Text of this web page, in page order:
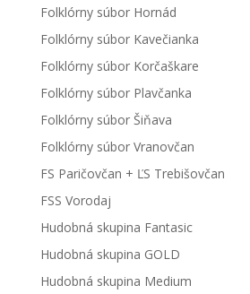
Folklórny súbor Hornád
Folklórny súbor Kavečianka
Folklórny súbor Korčaškare
Folklórny súbor Plavčanka
Folklórny súbor Šiňava
Folklórny súbor Vranovčan
FS Paričovčan + ĽS Trebišovčan
FSS Vorodaj
Hudobná skupina Fantasic
Hudobná skupina GOLD
Hudobná skupina Medium